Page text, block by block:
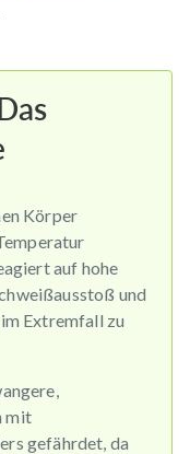
Körper
auf hohe
und
Extremfall zu
mit
gefährdet, da